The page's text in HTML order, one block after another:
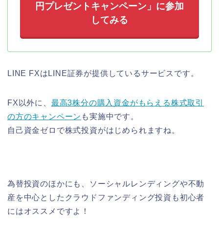
円プレゼントキャンペーン」に参加
してみる
LINE FXはLINE証券が提供しているサービスです。
FX以外に、 最高3株分の購入資金がもらえる株式取引
の方のキャンペーン も実施中です。
自己資金ゼロで株式投資がはじめられますね。
為替投資のほかにも、ソーシャルレンディングや不動
産を中心としたクラウドファンディング投資も初心者
にはオススメですよ！